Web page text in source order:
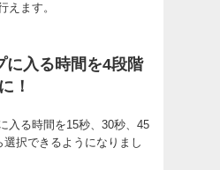
えます。
に入る時間を4段階
！
入る時間を15秒、30秒、45
択できるようになりまし